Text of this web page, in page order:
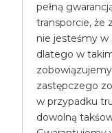
pełną
transporcie, że
nie jesteśmy w
dlatego w
zastępczego
w przypadku
dowolną